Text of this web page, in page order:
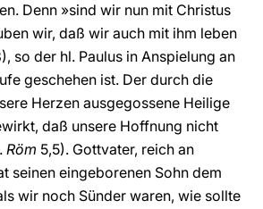
Denn »sind wir nun mit Christus
wir, daß wir auch mit ihm leben
so der hl. Paulus in Anspielung an
geschehen ist. Der durch die
Herzen ausgegossene Heilige
daß unsere Hoffnung nicht
Röm 5,5). Gottvater, reich an
seinen eingeborenen Sohn dem
wir noch Sünder waren, wie sollte